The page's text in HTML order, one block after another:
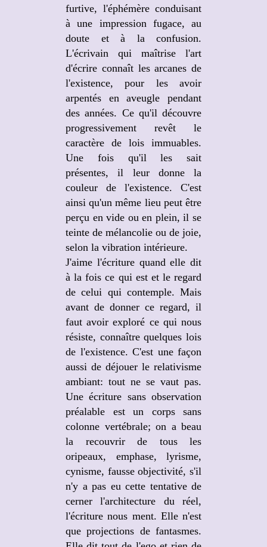
furtive, l'éphémère conduisant
à une impression fugace, au
doute et à la confusion.
L'écrivain qui maîtrise l'art
d'écrire connaît les arcanes de
l'existence, pour les avoir
arpentés en aveugle pendant
des années. Ce qu'il découvre
progressivement revêt le
caractère de lois immuables.
Une fois qu'il les sait
présentes, il leur donne la
couleur de l'existence. C'est
ainsi qu'un même lieu peut être
perçu en vide ou en plein, il se
teinte de mélancolie ou de joie,
selon la vibration intérieure.
J'aime l'écriture quand elle dit
à la fois ce qui est et le regard
de celui qui contemple. Mais
avant de donner ce regard, il
faut avoir exploré ce qui nous
résiste, connaître quelques lois
de l'existence. C'est une façon
aussi de déjouer le relativisme
ambiant: tout ne se vaut pas.
Une écriture sans observation
préalable est un corps sans
colonne vertébrale; on a beau
la recouvrir de tous les
oripeaux, emphase, lyrisme,
cynisme, fausse objectivité, s'il
n'y a pas eu cette tentative de
cerner l'architecture du réel,
l'écriture nous ment. Elle n'est
que projections de fantasmes.